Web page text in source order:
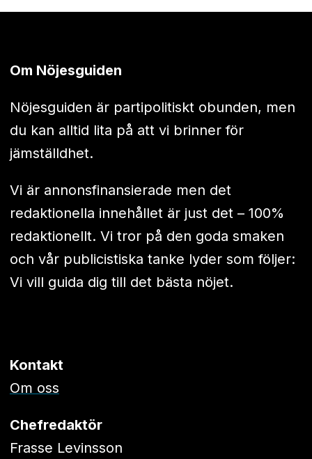
Om Nöjesguiden
Nöjesguiden är partipolitiskt obunden, men
du kan alltid lita på att vi brinner för
jämställdhet.
Vi är annonsfinansierade men det
redaktionella innehållet är just det – 100%
redaktionellt. Vi tror på den goda smaken
och vår publicistiska tanke lyder som följer:
Vi vill guida dig till det bästa nöjet.
Kontakt
Om oss
Chefredaktör
Frasse Levinsson